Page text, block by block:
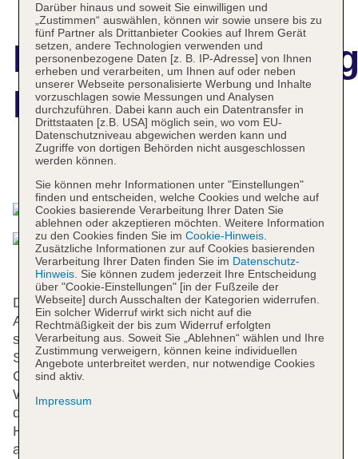
Marbel
Das bietet Ihre Unterkunft
Das Hotel bietet 66 Zimmer und verfügt über einen
Aufzug. An der Rezeption im Empfangsbereich
steht das freundliche Personal mit Rat und Tat zur
Seite. Die Einrichtung des Hauses umfasst eine
Gepäckaufbewahrung, einen Safe, eine
Wechselstube und einen Getränkeautomaten. In
der Unterbringung steht WLAN zur Verfügung.
Hilfestellung bei der Buchung von Ausflügen wird
am Tourdesk geboten. Das Hotel verfügt über eine
Darüber hinaus und soweit Sie einwilligen und
„Zustimmen“ auswählen, können wir sowie unsere bis zu
fünf Partner als Drittanbieter Cookies auf Ihrem Gerät
setzen, andere Technologien verwenden und
personenbezogene Daten [z. B. IP-Adresse] von Ihnen
erheben und verarbeiten, um Ihnen auf oder neben
unserer Webseite personalisierte Werbung und Inhalte
vorzuschlagen sowie Messungen und Analysen
durchzuführen. Dabei kann auch ein Datentransfer in
Drittstaaten [z.B. USA] möglich sein, wo vom EU-
Datenschutzniveau abgewichen werden kann und
Zugriffe von dortigen Behörden nicht ausgeschlossen
werden können.
Sie können mehr Informationen unter "Einstellungen"
finden und entscheiden, welche Cookies und welche auf
Cookies basierende Verarbeitung Ihrer Daten Sie
ablehnen oder akzeptieren möchten. Weitere Information
zu den Cookies finden Sie im Cookie-Hinweis.
Zusätzliche Informationen zur auf Cookies basierenden
Verarbeitung Ihrer Daten finden Sie im Datenschutz-
Hinweis. Sie können zudem jederzeit Ihre Entscheidung
über "Cookie-Einstellungen" [in der Fußzeile der
Webseite] durch Ausschalten der Kategorien widerrufen.
Ein solcher Widerruf wirkt sich nicht auf die
Rechtmäßigkeit der bis zum Widerruf erfolgten
Verarbeitung aus. Soweit Sie „Ablehnen“ wählen und Ihre
Zustimmung verweigern, können keine individuellen
Angebote unterbreitet werden, nur notwendige Cookies
sind aktiv.
Impressum